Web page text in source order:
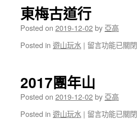
村、
深
井〉
東梅古道行
Posted on 2019-12-02by 亞高
Posted in 遊山玩水 | 在
古
道
行〉
留言功能已關閉
2017團年山
Posted on 2019-12-02by 亞高
Posted in 遊山玩水 | 在
留言功能已關閉